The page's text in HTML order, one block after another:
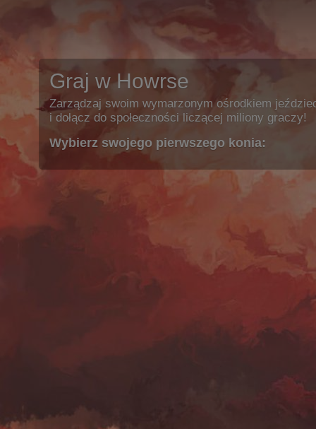
Graj w Howrse
Zarządzaj swoim wymarzonym ośrodkiem
i dołącz do społeczności liczącej miliony graczy!
Wybierz swojego pierwszego konia: